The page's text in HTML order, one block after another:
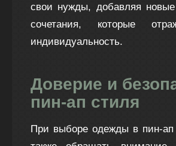
свои нужды, добавляя
сочетания, которые
индивидуальность.
Доверие и
пин-ап стиля
При выборе одежды в пин-ап